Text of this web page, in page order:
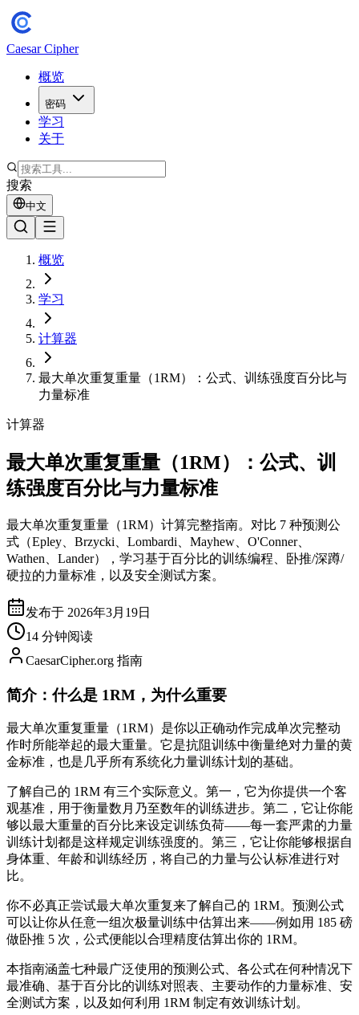
Caesar Cipher
概览
密码
学习
关于
搜索
中文
概览
学习
计算器
最大单次重复重量（1RM）：公式、训练强度百分比与
力量标准
计算器
最大单次重复重量（1RM）：公式、训
练强度百分比与力量标准
最大单次重复重量（1RM）计算完整指南。对比 7 种预测公
式（Epley、Brzycki、Lombardi、Mayhew、O'Conner、
Wathen、Lander），学习基于百分比的训练编程、卧推/深蹲/
硬拉的力量标准，以及安全测试方案。
发布于 2026年3月19日
14 分钟阅读
CaesarCipher.org 指南
简介：什么是 1RM，为什么重要
最大单次重复重量（1RM）是你以正确动作完成单次完整动
作时所能举起的最大重量。它是抗阻训练中衡量绝对力量的黄
金标准，也是几乎所有系统化力量训练计划的基础。
了解自己的 1RM 有三个实际意义。第一，它为你提供一个客
观基准，用于衡量数月乃至数年的训练进步。第二，它让你能
够以最大重量的百分比来设定训练负荷——每一套严肃的力量
训练计划都是这样规定训练强度的。第三，它让你能够根据自
身体重、年龄和训练经历，将自己的力量与公认标准进行对
比。
你不必真正尝试最大单次重复来了解自己的 1RM。预测公式
可以让你从任意一组次极量训练中估算出来——例如用 185 磅
做卧推 5 次，公式便能以合理精度估算出你的 1RM。
本指南涵盖七种最广泛使用的预测公式、各公式在何种情况下
最准确、基于百分比的训练对照表、主要动作的力量标准、安
全测试方案，以及如何利用 1RM 制定有效训练计划。